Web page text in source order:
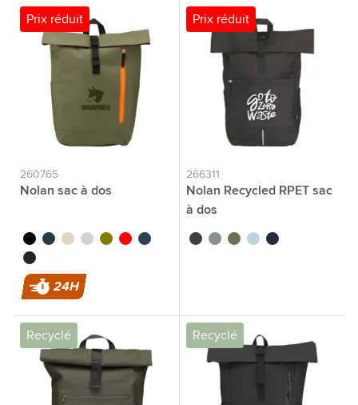
Prix réduit
260765
Nolan sac à dos
noir bleu foncé/noir
blanc cassé
gris clairvert olive
rougebleu foncé
noir/noir
24H
Prix réduit
266311
Nolan Recycled RPET sac
à dos
noir gris vert olive
bleu clairbleu foncé
Recyclé Recyclé